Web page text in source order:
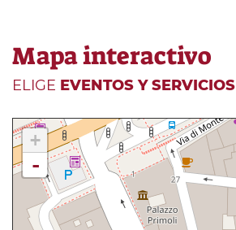
Mapa interactivo
ELIGE EVENTOS Y SERVICIOS
+
-